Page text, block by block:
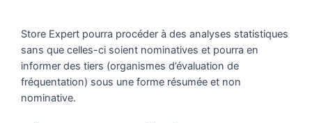
Store Expert pourra procéder à des analyses statistiques
sans que celles-ci soient nominatives et pourra en
informer des tiers (organismes d’évaluation de
fréquentation) sous une forme résumée et non
nominative.